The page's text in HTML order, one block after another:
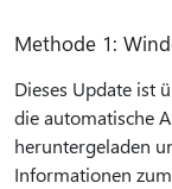
Methode 1:
Dieses Update ist
die automatische
heruntergeladen
Informationen